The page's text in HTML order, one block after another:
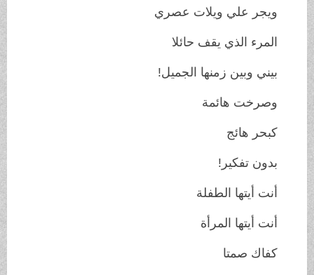
ويجر علي ويلات عصري
المرء الذي يقف حائلا
بيني وبين زمنها الجميل!
وصرخت هائمة
كبحر هائج
بدون تفكير!
أنت أيتها الطفلة
أنت أيتها المرأة
كفاك صمتا